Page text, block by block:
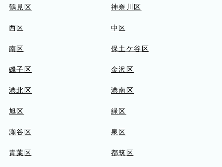
鶴見区 神奈川区
西区 中区
南区 保土ケ谷区
磯子区 金沢区
港北区 港南区
旭区 緑区
瀬谷区 泉区
青葉区 都筑区